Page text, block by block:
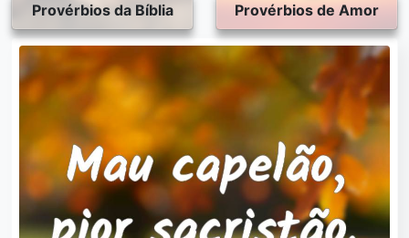
Provérbios da Bíblia Provérbios de Amor